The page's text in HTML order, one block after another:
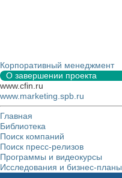
Корпоративный менеджмент
О завершении проекта
www.cfin.ru
www.marketing.spb.ru
Главная
Библиотека
Поиск компаний
Поиск пресс-релизов
Программы и видеокурсы
Исследования и бизнес-планы